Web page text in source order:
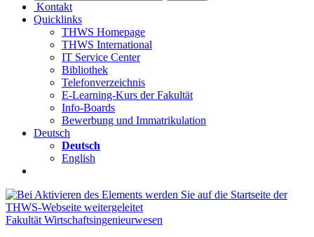
Kontakt
Quicklinks
THWS Homepage
THWS International
IT Service Center
Bibliothek
Telefonverzeichnis
E-Learning-Kurs der Fakultät
Info-Boards
Bewerbung und Immatrikulation
Deutsch
Deutsch
English
Fakultät Wirtschaftsingenieurwesen